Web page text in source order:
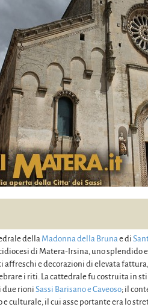
dellaMadonna della Brunae di
di Matera-Irsina, uno splendido
affreschi e decorazioni di elevata
i riti. La cattedrale fu costruita in
due rioniSassi Barisano e Caveoso; il
e culturale, il cui asse portante era lo